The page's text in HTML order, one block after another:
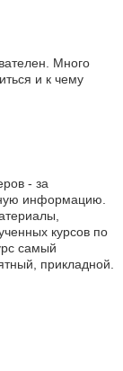
Много
и к чему
- за
информацию.
курсов по
самый
прикладной.